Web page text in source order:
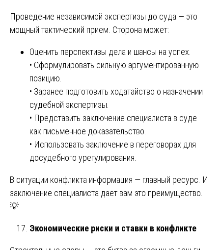
Проведение независимой экспертизы до суда — это
мощный тактический прием. Сторона может:
Оценить перспективы дела и шансы на успех.
• Сформулировать сильную аргументированную
позицию.
• Заранее подготовить ходатайство о назначении
судебной экспертизы.
• Представить заключение специалиста в суде
как письменное доказательство.
• Использовать заключение в переговорах для
досудебного урегулирования.
В ситуации конфликта информация — главный ресурс. И
заключение специалиста дает вам это преимущество.
💡
Экономические риски и ставки в конфликте